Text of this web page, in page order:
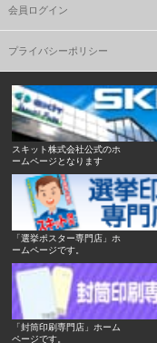
会員ログイン
プライバシーポリシー
スキット株式会社公式のホ
ームページとなります
「選挙ポスター専門店」ホ
ームページです。
「封筒印刷専門店」ホーム
ページです。